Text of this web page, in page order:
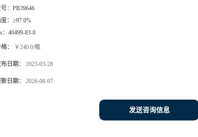
： PB39646
： ≥97.0%
： 40499-83-0
： ￥240.0/瓶
日期： 2025-03-28
日期： 2026-08-07
发送咨询信息